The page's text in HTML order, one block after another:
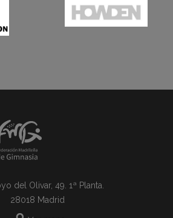
del Olivar, 49. 1ª Planta.
28018 Madrid